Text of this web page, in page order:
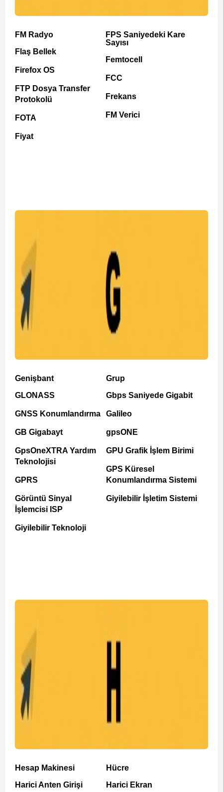
FM Radyo
Flaş Bellek
Firefox OS
FTP Dosya Transfer
Protokolü
FOTA
Fiyat
FPS Saniyedeki Kare
Sayısı
Femtocell
FCC
Frekans
FM Verici
Genişbant
GLONASS
GNSS Konumlandırma
GB Gigabayt
GpsOneXTRA Yardım
Teknolojisi
GPRS
Görüntü Sinyal
İşlemcisi ISP
Giyilebilir Teknoloji
Grup
Gbps Saniyede Gigabit
Galileo
gpsONE
GPU Grafik İşlem Birimi
GPS Küresel
Konumlandırma Sistemi
Giyilebilir İşletim Sistemi
Hesap Makinesi
Harici Anten Girişi
Hücre
Harici Ekran